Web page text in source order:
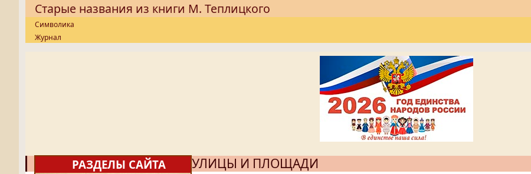
Старые названия из книги М. Теплицкого
Символика
Журнал
РАЗДЕЛЫ САЙТА
УЛИЦЫ И ПЛОЩАДИ